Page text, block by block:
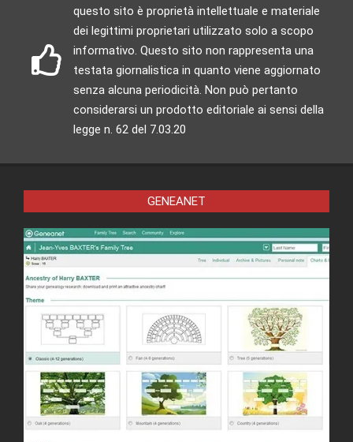
questo sito è proprietà intellettuale e materiale
dei legittimi proprietari utilizzato solo a scopo
informativo. Questo sito non rappresenta una
testata giornalistica in quanto viene aggiornato
senza alcuna periodicità. Non può pertanto
considerarsi un prodotto editoriale ai sensi della
legge n. 62 del 7.03.20
GENEANET